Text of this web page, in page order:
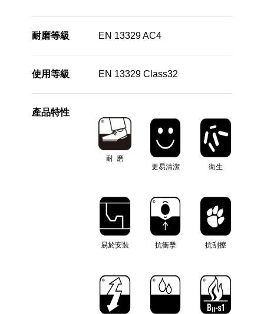
耐磨等級 EN 13329 AC4
使用等級 EN 13329 Class32
產品特性
耐 磨
更易清潔
衛生
易於安裝 抗衝擊 抗刮擦